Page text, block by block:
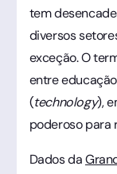
tem
diversos
exceção. O
entre
(technology),
poderoso para
Dados da